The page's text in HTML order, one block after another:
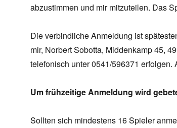
abzustimmen und mir mitzuteilen. Das
Die verbindliche Anmeldung ist
mir, Norbert Sobotta, Middenkamp 45,
telefonisch unter 0541/596371
Um frühzeitige Anmeldung wird
Sollten sich mindestens 16 Spieler